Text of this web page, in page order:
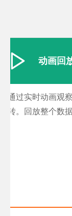
动画回
通过实时动画观
转。回放整个数